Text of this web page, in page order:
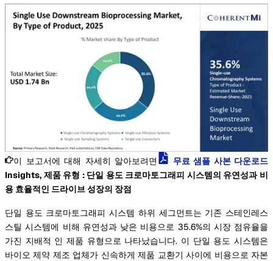
이 보고서에 대해 자세히 알아보려면
무료 샘플 사본 다운로드
Insights, 제품 유형 : 단일 용도 크로마토그래피 시스템의 유연성과 비
용 효율적인 드라이브 성장의 장점
단일 용도 크로마토그래피 시스템 하위 세그먼트는 기존 스테인레스
스틸 시스템에 비해 유연성과 낮은 비용으로 35.6%의 시장 점유율을
가진 지배적 인 제품 유형으로 나타났습니다. 이 단일 용도 시스템은
바이오 제약 제조 업체가 신속하게 제품 교환기 사이에 비용으로 자본